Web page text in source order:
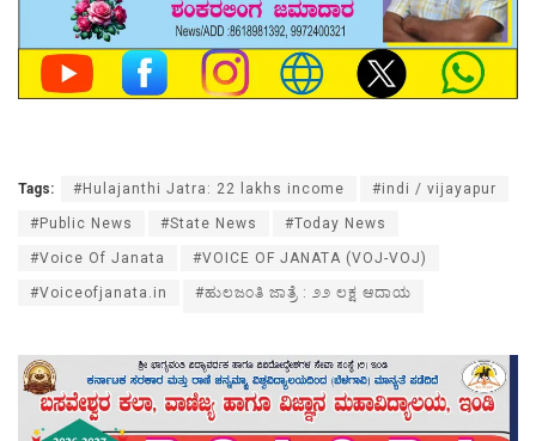
Tags: #Hulajanthi Jatra: 22 lakhs income #indi / vijayapur
#Public News #State News #Today News
#Voice Of Janata #VOICE OF JANATA (VOJ-VOJ)
#Voiceofjanata.in #ಹುಲಜಂತಿ ಜಾತ್ರೆ : ೨೨ ಲಕ್ಷ ಆದಾಯ